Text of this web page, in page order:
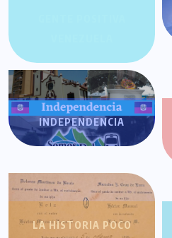
INDEPENDENCIA
LA HISTORIA POCO